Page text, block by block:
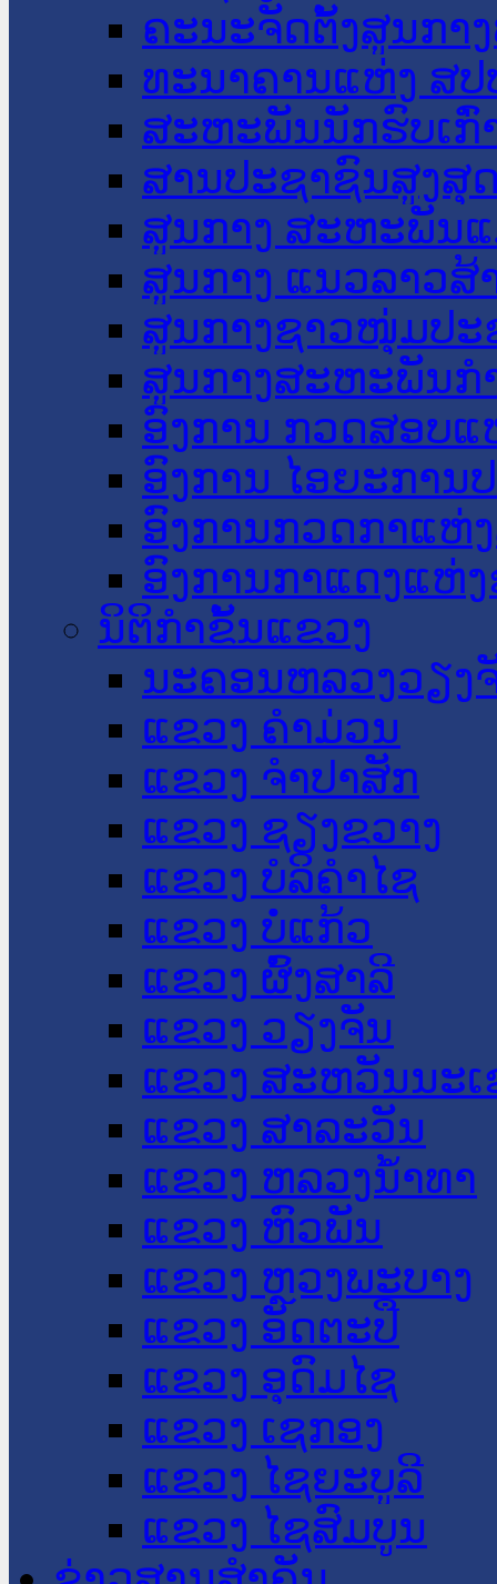
ຄະນະຈັດຕັ້ງສູນກາ
ທະນາຄານແຫ່ງ ສປ
ສະຫະພັນນັກຮົບເກົ່
ສານປະຊາຊົນສູງສຸ
ສູນກາງ ສະຫະພັນ
ສູນກາງ ແນວລາວສ້
ສູນກາງຊາວໜຸ່ມປະ
ສູນກາງສະຫະພັນກ
ອົງການ ກວດສອບແ
ອົງການ ໄອຍະການ
ອົງການກວດກາແຫ່
ອົງການກາແດງແຫ່
ນິຕິກໍາຂັ້ນແຂວງ
ນະ​ຄອນ​ຫລວງວຽງ
ແຂວງ ຄໍາມ່ວນ
ແຂວງ ຈໍາປາສັກ
ແຂວງ ຊຽງຂວາງ
ແຂວງ ບໍລິຄໍາໄຊ
ແຂວງ ບໍ່ແກ້ວ
ແຂວງ ຜົ້ງສາລີ
ແຂວງ ວຽງຈັນ
ແຂວງ ສະຫວັນນະ
ແຂວງ ສາລະວັນ
ແຂວງ ຫລວງນໍ້າທາ
ແຂວງ ຫົວພັນ
ແຂວງ ຫຼວງພະບາງ
ແຂວງ ອັດຕະປື
ແຂວງ ອຸດົມໄຊ
ແຂວງ ເຊກອງ
ແຂວງ ໄຊຍະບູລີ
ແຂວງ ໄຊສົມບູນ